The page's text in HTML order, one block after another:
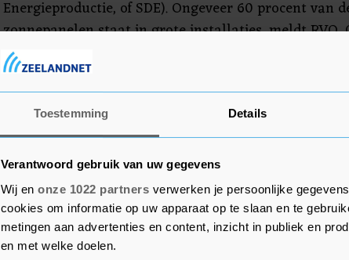
Toestemming Details
Verantwoord gebruik van uw gegevens
Wij en onze 1022 partners verwerken je persoonlijke
cookies om informatie op uw apparaat op te slaan en te
metingen aan advertenties en content, inzicht in publiek en
en met welke doelen.
Energieproductie, of SDE). Ongeveer 60 procent van
zonnepanelen staat in grote installaties, meldt RVO.
als deze subsidie over enkele jaren mogelijk niet meer
mag worden aangevraagd voor de installatie van
zonnepanelen, zal de 'zonmarkt' alsnog doorgroeien,
verwacht de Rijksdienst.
Wel ziet RVO sinds 2019 dat meer projecten waarvoor
SDE is aangevraagd niet of niet volledig worden
gerealiseerd. Dit komt deels doordat bijvoorbeeld een
dakconstructie waarop zonnepanelen geïnstalleerd
zouden worden, bij nader inzien niet geschikt is. Maar